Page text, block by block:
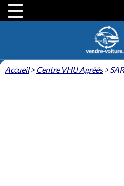
Accueil> Centre VHU Agréés>